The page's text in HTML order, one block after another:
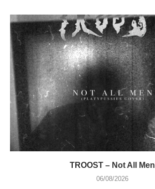
TROOST – Not All Men
06/08/2026